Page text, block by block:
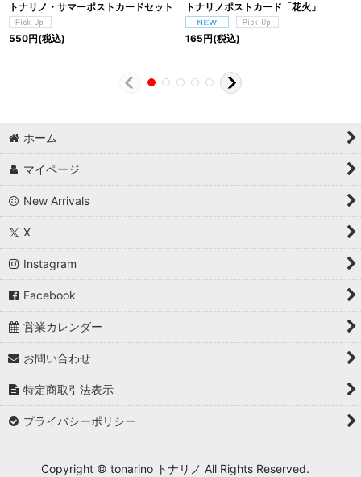
トナリノ・サマーポストカードセット
550円(税込)
トナリノポストカード「花火」
165円(税込)
ホーム
マイページ
New Arrivals
X
Instagram
Facebook
営業カレンダー
お問い合わせ
特定商取引法表示
プライバシーポリシー
Copyright © tonarino トナリノ All Rights Reserved.